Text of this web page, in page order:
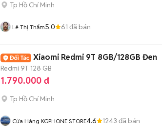
Tp Hồ Chí Minh
Lê Thị Thẩm5.0 61 đã bán
Xiaomi Redmi 9T 8GB/128GB Đen
Redmi 9T 128 GB
1.790.000 đ
Tp Hồ Chí Minh
Cửa Hàng KGPHONE STORE4.6 1243 đã bán